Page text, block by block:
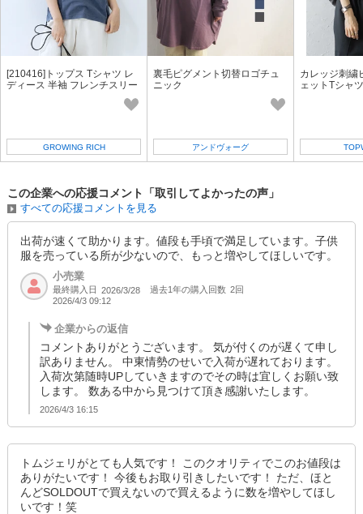
参考上代 オープンプライス
卸価格は 会員のみ公開
SD品番：12535884S20 / メーカー品番：524-106
8-4ブラック 130cm
参考上代 オープンプライス
卸価格は会員のみ公開
SD品番：12535884S21 / メーカー品番：524-106
8-4ブラック 140cm
参考上代 オープンプライス
8-4ブラック 150cm
参考上代 オープンプライス
SOLD OUT
SD品番：12535884S23 / メーカー品番：524-106
8-4ブラック 160cm
参考上代 オープンプライス
[210416]トップス Tシャツ レ
ディース 半袖 フレンチスリー
ブ ドルマン ロゴ ピグメント
GROWING RICH
裏毛ピグメント切替ロゴチュ
ニック
アンドヴォーグ
カレッジ刺繍
ェットTシャツ
この企業への応援コメント「取引してよかったの声」
すべての応援コメントを見る
出荷が速くて助かります。値段も手頃で満足しています。子供
服を売っている所が少ないので、もっと増やしてほしいです。
小売業
最終購入日 2026/3/28 過去1年の購入回数 2回
2026/4/3 09:12
企業からの返信
コメントありがとうございます。 気が付くのが遅くて申し
訳ありません。 中東情勢のせいで入荷が遅れております。
入荷次第随時UPしていきますのでその時は宜しくお願い致
します。 数ある中から見つけて頂き感謝いたします。
2026/4/3 16:15
トムジェリがとても人気です！ このクオリティでこのお値段は
ありがたいです！ 今後もお取り引きしたいです！ ただ、ほと
んどSOLDOUTで買えないので買えるように数を増やしてほし
いです！笑